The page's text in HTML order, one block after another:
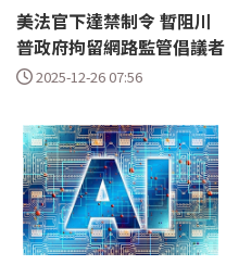
美法官下達禁制令 暫阻川
普政府拘留網路監管倡議者
2025-12-26 07:56